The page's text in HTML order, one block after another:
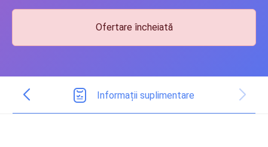
Ofertare încheiată
Informații suplimentare